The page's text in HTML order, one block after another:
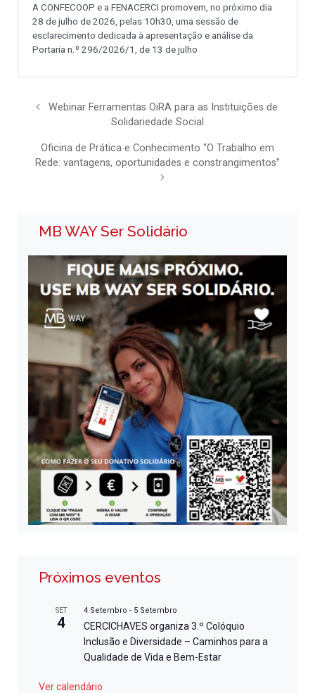
A CONFECOOP e a FENACERCI promovem, no próximo dia
28 de julho de 2026, pelas 10h30, uma sessão de
esclarecimento dedicada à apresentação e análise da
Portaria n.º 296/2026/1, de 13 de julho
Webinar Ferramentas OiRA para as Instituições de
Solidariedade Social
Oficina de Prática e Conhecimento “O Trabalho em
Rede: vantagens, oportunidades e constrangimentos”
MB WAY Ser Solidário
Próximos eventos
SET
4
4 Setembro - 5 Setembro
CERCICHAVES organiza 3.º Colóquio
Inclusão e Diversidade – Caminhos para a
Qualidade de Vida e Bem-Estar
Ver calendário